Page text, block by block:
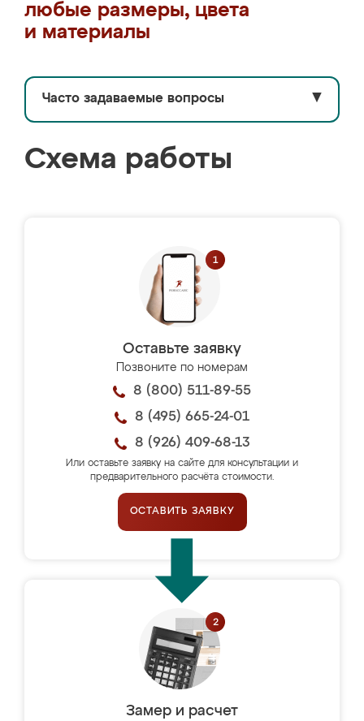
любые размеры, цвета
и материалы
Часто задаваемые вопросы ▼
Схема работы
Оставьте заявку
Позвоните по номерам
8 (800) 511-89-55
8 (495) 665-24-01
8 (926) 409-68-13
Или оставьте заявку на сайте для консультации и
предварительного расчёта стоимости.
ОСТАВИТЬ ЗАЯВКУ
Замер и расчет